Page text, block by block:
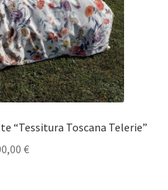
“Tessitura Toscana Telerie”
€